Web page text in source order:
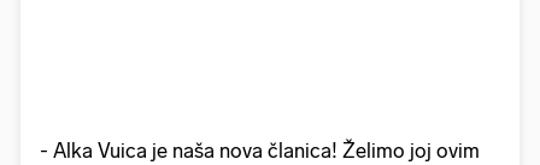
- Alka Vuica je naša nova članica! Želimo joj ovim